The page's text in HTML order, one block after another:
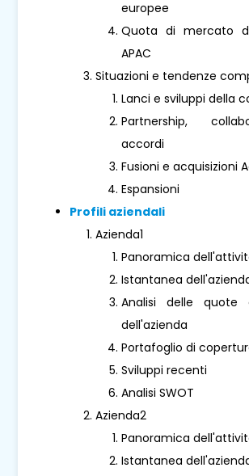
europee
Quota di mercato
APAC
Situazioni e tendenze
Lanci e sviluppi della
Partnership,
accordi
Fusioni e acquisizioni
Espansioni
Profili aziendali
Azienda1
Panoramica
Istantanea
Analisi delle quote
dell'azienda
Portafoglio di
Sviluppi recenti
Analisi SWOT
Azienda2
Panoramica
Istantanea